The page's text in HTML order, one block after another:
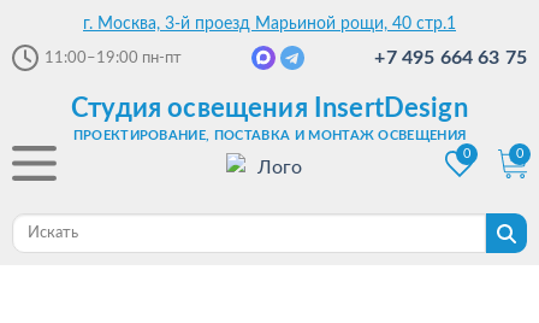
г. Москва, 3-й проезд Марьиной рощи, 40 стр.1
11:00–19:00 пн-пт +7 495 664 63 75
Студия освещения InsertDesign
ПРОЕКТИРОВАНИЕ, ПОСТАВКА И МОНТАЖ ОСВЕЩЕНИЯ
0
0